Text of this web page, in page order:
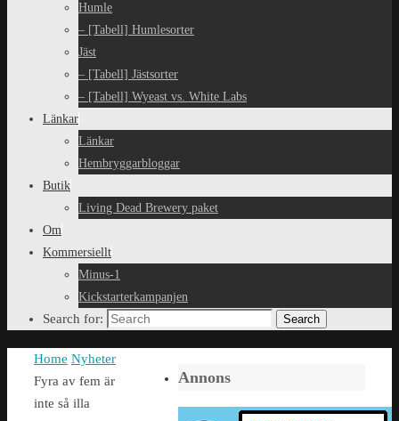
Humle
– [Tabell] Humlesorter
Jäst
– [Tabell] Jästsorter
– [Tabell] Wyeast vs. White Labs
Länkar
Länkar
Hembryggarbloggar
Butik
Living Dead Brewery paket
Om
Kommersiellt
Minus-1
Kickstarterkampanjen
Search for: Search
Home Nyheter
Fyra av fem är
inte så illa
Annons